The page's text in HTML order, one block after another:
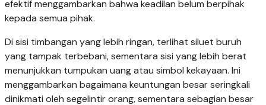
efektif menggambarkan bahwa keadilan belum berpihak
kepada semua pihak.
Di sisi timbangan yang lebih ringan, terlihat siluet buruh
yang tampak terbebani, sementara sisi yang lebih berat
menunjukkan tumpukan uang atau simbol kekayaan. Ini
menggambarkan bagaimana keuntungan besar seringkali
dinikmati oleh segelintir orang, sementara sebagian besar